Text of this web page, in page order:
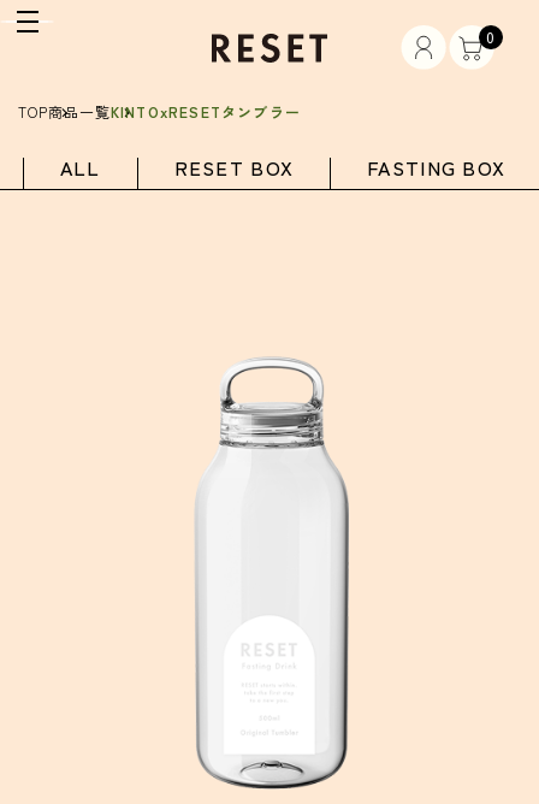
0
TOP商品一覧KINTOxRESETタンブラー
ALL RESET BOX FASTING BOX